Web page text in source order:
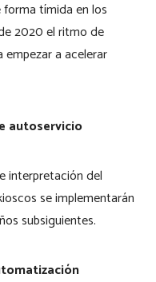
tímida en los
2020 el ritmo de
a acelerar
autoservicio
interpretación del
se implementarán
subsiguientes.